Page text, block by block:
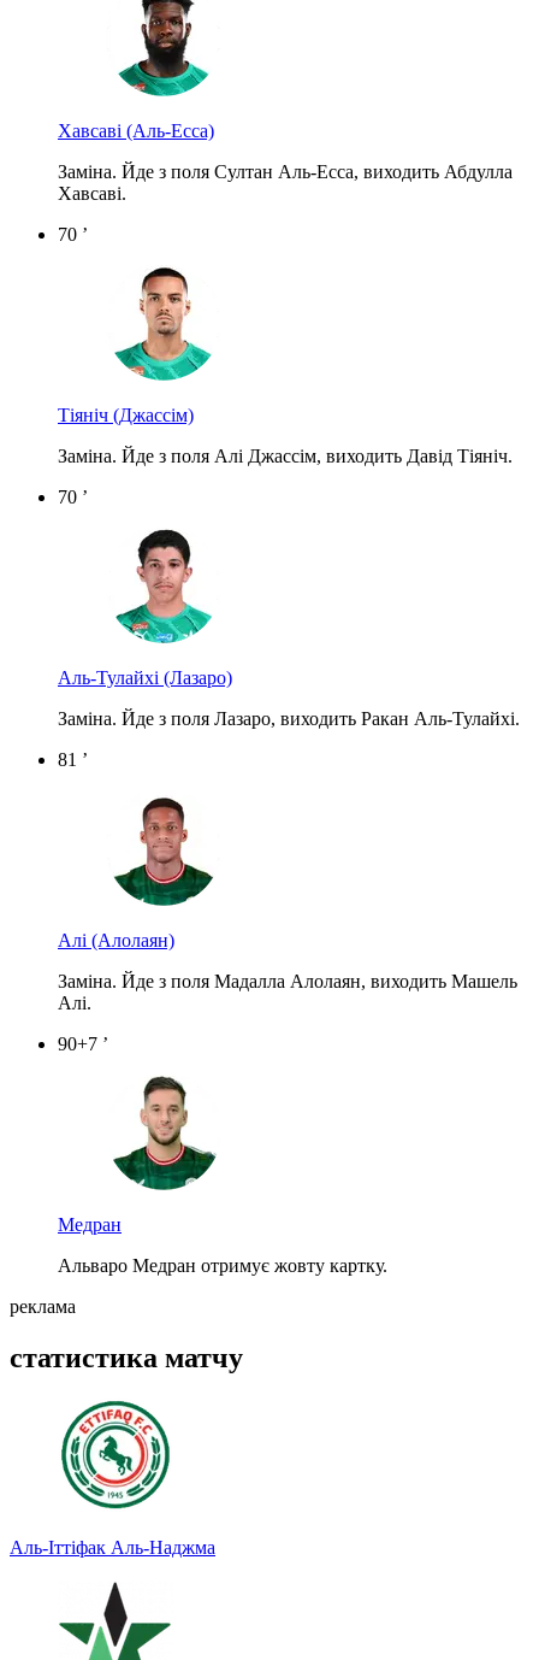
Хавсаві (Аль-Есса)
Заміна. Йде з поля Султан Аль-Есса, виходить Абдулла
Хавсаві.
70 ’
Тіяніч (Джассім)
Заміна. Йде з поля Алі Джассім, виходить Давід Тіяніч.
70 ’
Аль-Тулайхі (Лазаро)
Заміна. Йде з поля Лазаро, виходить Ракан Аль-Тулайхі.
81 ’
Алі (Алолаян)
Заміна. Йде з поля Мадалла Алолаян, виходить Машель
Алі.
90+7 ’
Медран
Альваро Медран отримує жовту картку.
реклама
статистика матчу
Аль-Іттіфак Аль-Наджма